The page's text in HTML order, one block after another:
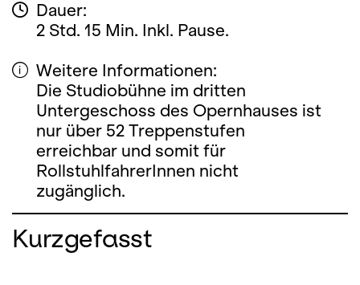
Dauer:
2 Std. 15 Min. Inkl. Pause.
Weitere Informationen:
Die Studiobühne im dritten
Untergeschoss des Opernhauses ist
nur über 52 Treppenstufen
erreichbar und somit für
RollstuhlfahrerInnen nicht
zugänglich.
Kurzgefasst